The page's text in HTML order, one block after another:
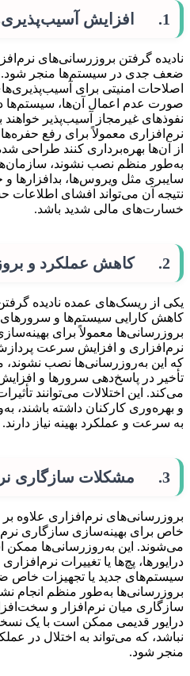
1. افزایش آسیب‌پذیری‌ها و تهدیدات امنیتی
نادیده گرفتن بروزرسانی‌های
ضعف جدی در سیستم‌ها منجر شود.
اصلاحات امنیتی برای
صورت عدم اعمال آن‌ها، سیستم‌ها
نفوذهای غیرمجاز آسیب‌پذیر
نرم‌افزاری معمولاً برای رفع
از آن‌ها بهره‌برداری کنند طراحی
به‌طور منظم نصب نشوند،
سایبری مثل ویروس‌ها، بدافزارها
نتیجه آن می‌تواند افشای
خسارت‌های مالی شدید باشد.
2. کاهش عملکرد و بروز اختلالات در سیستم
یکی از ریسک‌های عمده نادیده
کاهش کارایی سیستم‌ها و
بروزرسانی‌ها معمولاً برای
نرم‌افزاری و افزایش سرعت
که این به‌روزرسانی‌ها نصب نشوند،
تأخیر در پاسخ‌دهی سرورها و افزایش
می‌کند. این اختلالات می‌توانند
و بهره‌وری کارکنان داشته
به سرعت و عملکرد بهینه نیاز دارند.
3. مشکلات سازگاری نرم‌افزار و سخت‌افزار
بروزرسانی‌های نرم‌افزاری علاوه بر
خاص برای بهینه‌سازی سازگاری
می‌شوند. این به‌روزرسانی‌ها ممکن
درایورها، پچ‌ها یا تغییرات
سیستم‌های جدید یا تجهیزات خاص
بروزرسانی‌ها به‌طور منظم انجام
سازگاری میان نرم‌افزار و
درایور قدیمی ممکن است با یک
نباشد، که می‌تواند به اختلال در
منجر شود.